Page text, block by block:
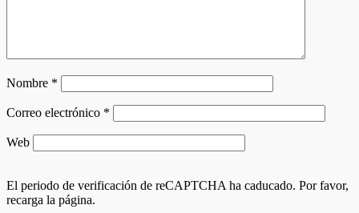
Nombre *
Correo electrónico *
Web
El periodo de verificación de reCAPTCHA ha caducado. Por favor,
recarga la página.